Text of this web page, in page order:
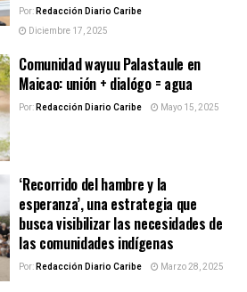
Por:Redacción Diario Caribe
Diciembre 17, 2025
Comunidad wayuu Palastaule en
Maicao: unión + dialógo = agua
Por:Redacción Diario Caribe Mayo 15, 2025
‘Recorrido del hambre y la
esperanza’, una estrategia que
busca visibilizar las necesidades de
las comunidades indígenas
Por:Redacción Diario Caribe Marzo 28, 2025